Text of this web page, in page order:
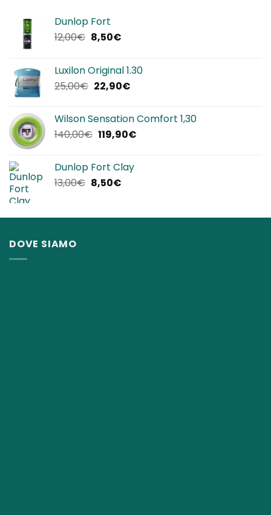
Dunlop Fort
12,00€ Il
era:
12,00€.
8,50€Il
è:
8,50€.
Luxilon Original 1.30
25,00€ Il
era:
25,00€.
22,90€Il
è:
22,90€.
Wilson Sensation Comfort 1,30
140,00€ Il
era:
140,00€.
119,90€Il
Dunlop Fort Clay
13,00€ Il
era:
8,50€Il
è:
DOVE SIAMO